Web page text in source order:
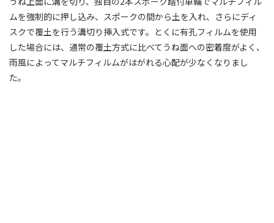
ムを強制的に押し込み、スポークの間から土を入れ、さらにディ
スクで覆土を行う溝切り挿入式です。とくに有孔フィルムを使用
した場合には、通常の覆土方式に比べてうね面への密着度がよく、
雨風によってマルチフィルムがはがれる心配が少なくなりまし
た。